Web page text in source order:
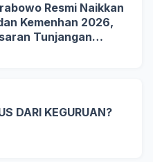
Resmi Naikkan
Kemenhan 2026,
Tunjangan
DARI KEGURUAN?